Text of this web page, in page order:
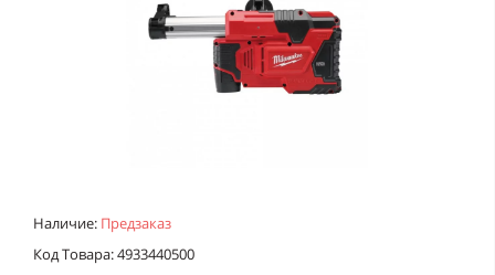
Наличие: Предзаказ
Код Товара: 4933440500